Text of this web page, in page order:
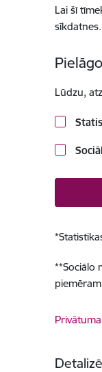
Lai šī
sīkdatnes.
Lūdzu,
*
**Sociālo